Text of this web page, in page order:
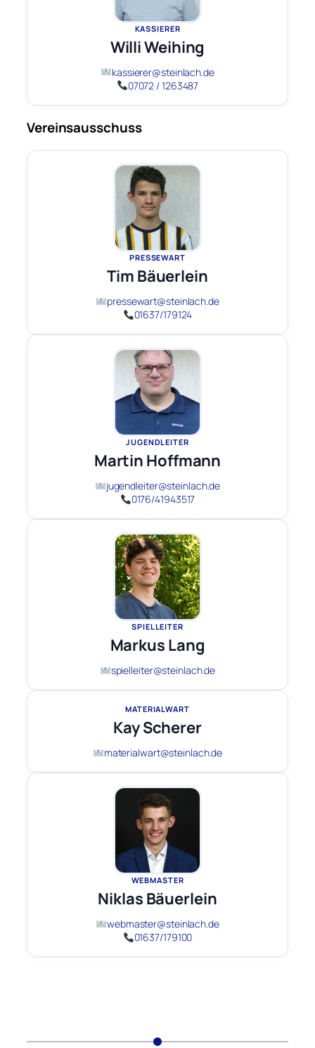
KASSIERER
Willi Weihing
kassierer@steinlach.de
07072 / 1263487
Vereinsausschuss
PRESSEWART
Tim Bäuerlein
pressewart@steinlach.de
01637/179124
JUGENDLEITER
Martin Hoffmann
jugendleiter@steinlach.de
0176/41943517
SPIELLEITER
Markus Lang
spielleiter@steinlach.de
MATERIALWART
Kay Scherer
materialwart@steinlach.de
WEBMASTER
Niklas Bäuerlein
webmaster@steinlach.de
01637/179100